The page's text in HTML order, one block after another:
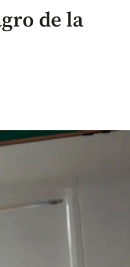
de la